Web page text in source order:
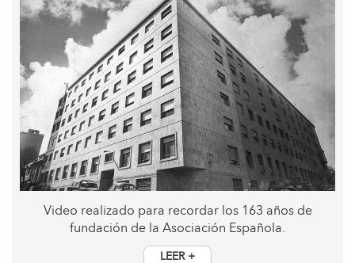
Video realizado para recordar los 163 años de
fundación de la Asociación Española.
LEER +